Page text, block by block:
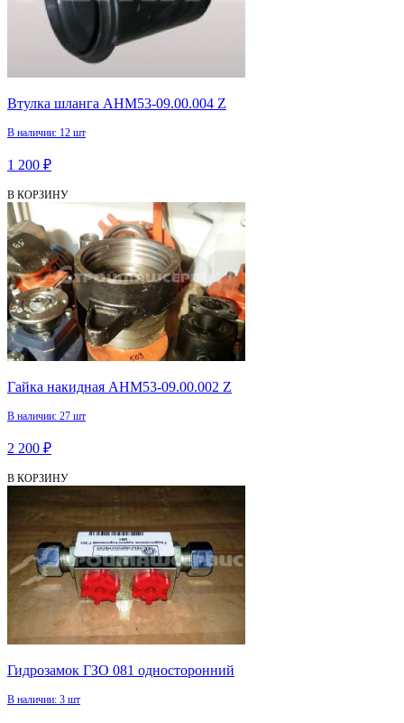
Втулка шланга АНМ53-09.00.004 Z
В наличии: 12 шт
1 200 ₽
В КОРЗИНУ
Гайка накидная АНМ53-09.00.002 Z
В наличии: 27 шт
2 200 ₽
В КОРЗИНУ
Гидрозамок ГЗО 081 односторонний
В наличии: 3 шт